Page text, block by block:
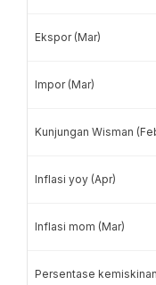
Ekspor (Mar)
Impor (Mar)
Kunjungan Wisman
Inflasi yoy (Apr)
Inflasi mom (Mar)
Persentase